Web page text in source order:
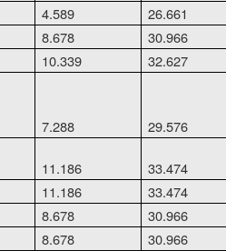
4.589
26.661
8.678
30.966
10.339
32.627
7.288
29.576
11.186
33.474
11.186
33.474
8.678
30.966
8.678
30.966